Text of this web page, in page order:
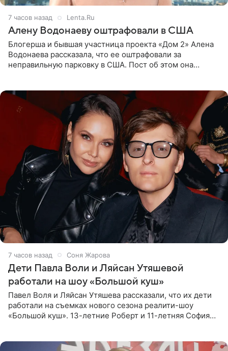
7 часов назад Lenta.Ru
Алену Водонаеву оштрафовали в США
Блогерша и бывшая участница проекта «Дом 2» Алена
Водонаева рассказала, что ее оштрафовали за
неправильную парковку в США. Пост об этом она
7 часов назад Соня Жарова
Дети Павла Воли и Ляйсан Утяшевой
работали на шоу «Большой куш»
Павел Воля и Ляйсан Утяшева рассказали, что их дети
работали на съемках нового сезона реалити-шоу
«Большой куш». 13-летние Роберт и 11-летняя София